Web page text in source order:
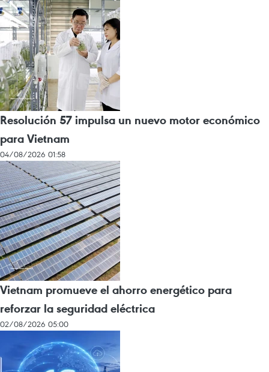
Resolución 57 impulsa un nuevo motor económico
para Vietnam
04/08/2026 01:58
Vietnam promueve el ahorro energético para
reforzar la seguridad eléctrica
02/08/2026 05:00